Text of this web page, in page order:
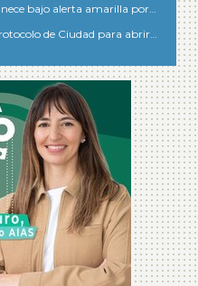
bajo alerta amarilla por…
de Ciudad para abrir…